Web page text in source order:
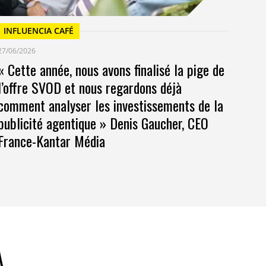
INFLUENCIA CAFÉ
06/2026
Cette année, nous avons finalisé la pige de
SVOD et nous regardons déjà
analyser les investissements de la
agentique » Denis Gaucher, CEO
Kantar Média